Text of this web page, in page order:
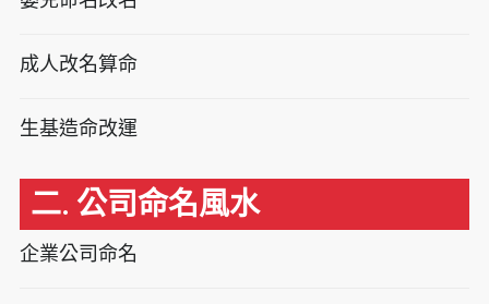
成人改名算命
生基造命改運
二. 公司命名風水
企業公司命名